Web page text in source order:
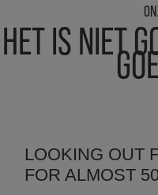
HET IS NIET
LOOKING OUT
FOR ALMOST